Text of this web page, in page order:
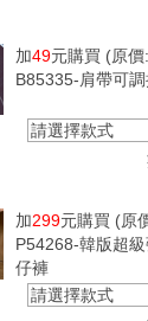
加49元購買 (原價:
B85335-肩帶可
請選擇款式
加299元購買 (原
P54268-韓版超
仔褲
請選擇款式